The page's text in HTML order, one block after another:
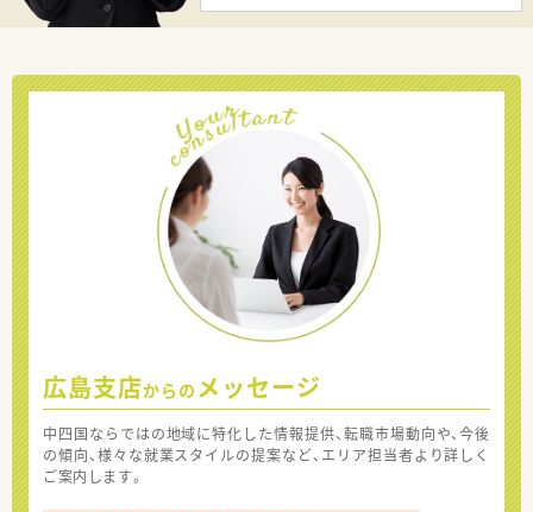
広島支店からの メッセージ
中四国ならではの地域に特化した情報提供、転職市場動向や、今後
の傾向、様々な就業スタイルの提案など、エリア担当者より詳しく
ご案内します。